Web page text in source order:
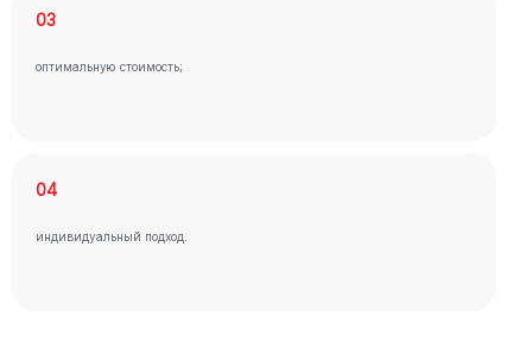
03
оптимальную стоимость;
04
индивидуальный подход.